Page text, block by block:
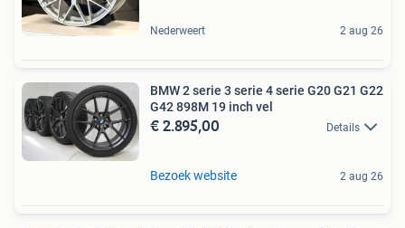
Nederweert 2 aug 26
BMW 2 serie 3 serie 4 serie G20 G21 G22
G42 898M 19 inch vel
€ 2.895,00 Details
Bezoek website 2 aug 26